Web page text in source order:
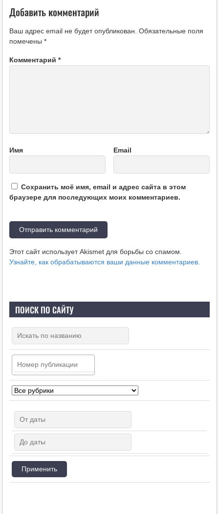
Добавить комментарий
Ваш адрес email не будет опубликован. Обязательные поля
помечены *
Комментарий *
Имя Email
Сохранить моё имя, email и адрес сайта в этом
браузере для последующих моих комментариев.
Этот сайт использует Akismet для борьбы со спамом.
Узнайте, как обрабатываются ваши данные комментариев.
ПОИСК ПО САЙТУ